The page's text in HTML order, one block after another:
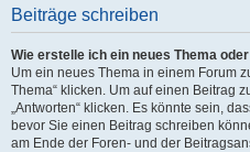
Beiträge schreiben
Wie erstelle ich ein neues Thema
Um ein neues Thema in einem Forum
Thema“ klicken. Um auf einen Beitrag
„Antworten“ klicken. Es könnte sein,
bevor Sie einen Beitrag schreiben
am Ende der Foren- und der